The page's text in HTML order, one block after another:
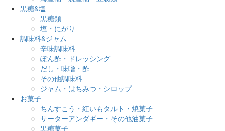
黒糖&塩
黒糖類
塩・にがり
調味料&ジャム
辛味調味料
ぽん酢・ドレッシング
だし・味噌・酢
その他調味料
ジャム・はちみつ・シロップ
お菓子
ちんすこう・紅いもタルト・焼菓子
サーターアンダギー・その他油菓子
黒糖菓子